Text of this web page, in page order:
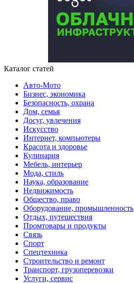
Каталог статей
Авто-Мото
Бизнес, экономика
Безопасность, охрана
Дом, семья
Досуг, увлечения
Искусство
Интернет, компьютеры
Красота и здоровье
Кулинария
Мебель, интерьер
Мода, стиль
Наука, образование
Недвижимость
Общество, право
Оборудование, промышленность
Отдых, путешествия
Промтовары и продукты
Связь
Спорт
Спецтехника
Строительство и ремонт
Транспорт, грузоперевозки
Услуги, сервис